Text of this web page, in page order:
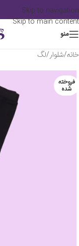
Skip to navigation
Skip to main content
منو
خانه/شلوار/لگ
فروخته
شده